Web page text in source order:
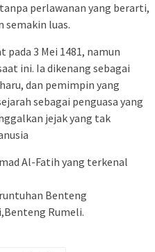
perlawanan yang berarti,
semakin luas.
3 Mei 1481, namun
ini. Ia dikenang sebagai
dan pemimpin yang
sebagai penguasa yang
jejak yang tak
Al-Fatih yang terkenal
Benteng
Rumeli.